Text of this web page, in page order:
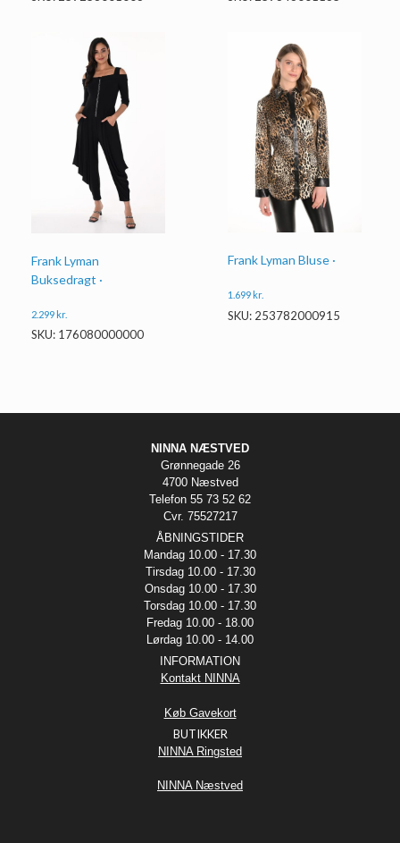
Frank Lyman
Buksedragt ·
2.299kr.
SKU: 176080000000
Frank Lyman Bluse ·
1.699 kr.
SKU: 253782000915
NINNA NÆSTVED
Grønnegade 26
4700 Næstved
Telefon 55 73 52 62
Cvr. 75527217
ÅBNINGSTIDER
Mandag 10.00 - 17.30
Tirsdag 10.00 - 17.30
Onsdag 10.00 - 17.30
Torsdag 10.00 - 17.30
Fredag 10.00 - 18.00
Lørdag 10.00 - 14.00
INFORMATION
Kontakt NINNA
Køb Gavekort
BUTIKKER
NINNA Ringsted
NINNA Næstved